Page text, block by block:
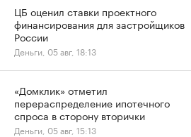
ЦБ оценил ставки проектного
финансирования для застройщиков
России
Деньги, 05 авг, 18:13
«Домклик» отметил
перераспределение ипотечного
спроса в сторону вторички
Деньги, 05 авг, 15:13